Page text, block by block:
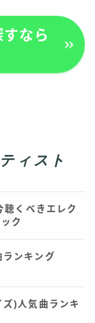
すなら
ィスト
聴くべきエレク
ク
ンキング
)人気曲ランキ